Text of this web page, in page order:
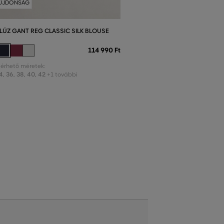
GANT REG CLASSIC SILK BLOUSE
114 990 Ft
méretek:
, 36, 38, 40, 42 +1 további